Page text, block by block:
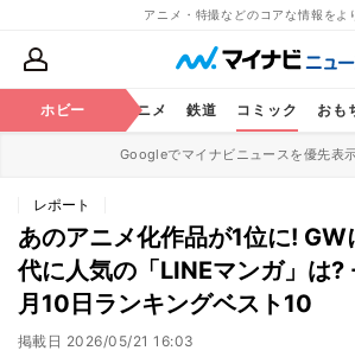
アニメ・特撮などのコアな情報をよ
ホビー アニメ 鉄道 コミック おも
Googleでマイナビニュースを優先表
レポート
あのアニメ化作品が1位に!
代に人気の「LINEマンガ」は
月10日ランキングベスト10
掲載日 2026/05/21 16:03